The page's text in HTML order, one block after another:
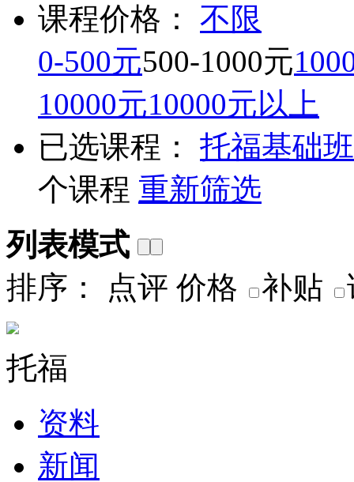
课程价格：
不限
0-500元500-1000元
10000元10000元以上
已选课程：
托福基础班
个课程 重新筛选
列表模式
排序：
点评 价格 补贴
托福
资料
新闻